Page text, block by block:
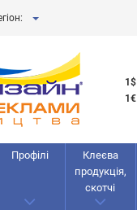
1$
1€
Профілі
Клеєва
продукція,
скотчі